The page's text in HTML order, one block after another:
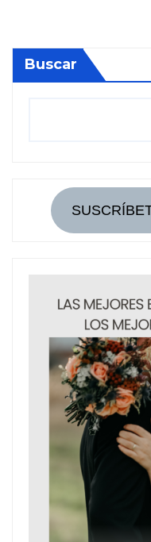
Buscar